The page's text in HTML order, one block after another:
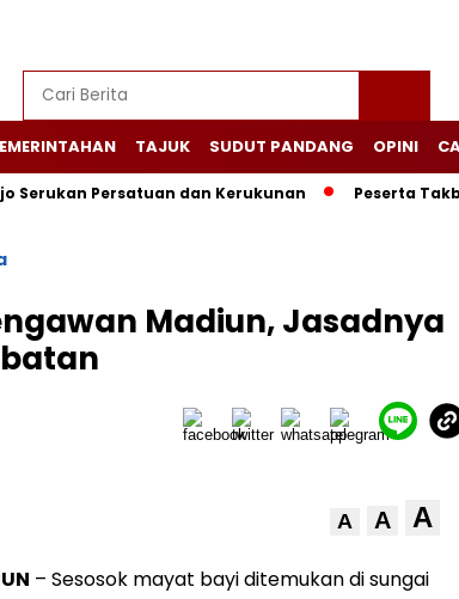
TAJUK SUDUT PANDANG OPINI
Serukan Persatuan dan Kerukunan Peserta
Madiun, Jasadnya
A A A
– Sesosok mayat bayi ditemukan di sungai